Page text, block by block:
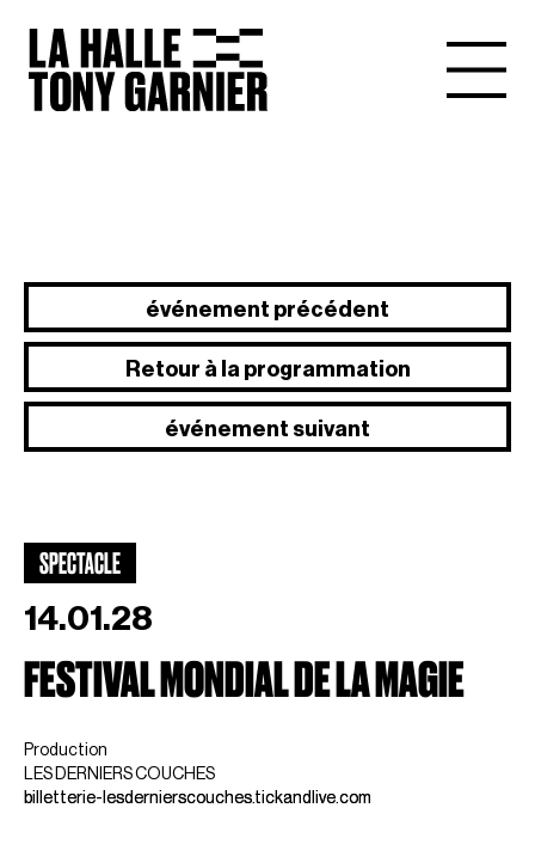
événement précédent
Retour à la programmation
événement suivant
SPECTACLE
14.01.28
FESTIVAL MONDIAL DE LA MAGIE
Production
LES DERNIERS COUCHES
billetterie-lesdernierscouches.tickandlive.com